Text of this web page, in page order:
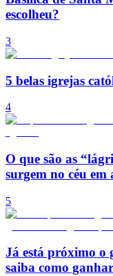
escolheu?
3
5 belas igrejas
4
O que são as
surgem no céu em
5
Já está próximo o
saiba como